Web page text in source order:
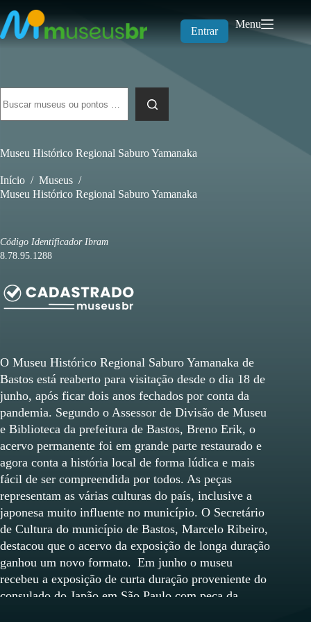
para
o
conteúdo
Entrar
Menu
resultados
Museu Histórico Regional Saburo Yamanaka
Início / Museus /
Museu Histórico Regional Saburo Yamanaka
Código Identificador Ibram
8.78.95.1288
O Museu Histórico Regional Saburo Yamanaka de
Bastos está reaberto para visitação desde o dia 18 de
junho, após ficar dois anos fechados por conta da
pandemia. Segundo o Assessor de Divisão de Museu
e Biblioteca da prefeitura de Bastos, Breno Erik, o
acervo permanente foi em grande parte restaurado e
agora conta a história local de forma lúdica e mais
fácil de ser compreendida por todos. As peças
representam as várias culturas do país, inclusive a
japonesa muito influente no município. O Secretário
de Cultura do município de Bastos, Marcelo Ribeiro,
destacou que o acervo da exposição de longa duração
ganhou um novo formato. Em junho o museu
recebeu a exposição de curta duração proveniente do
consulado do Japão em São Paulo com peça da